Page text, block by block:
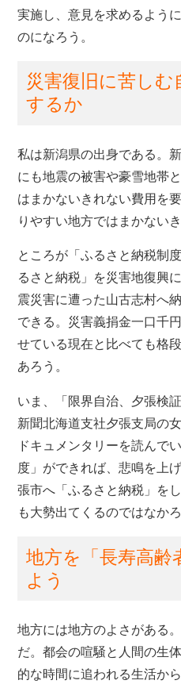
実施し、意見を求めるよう
のになろう。
災害復旧に苦しむ
するか
私は新潟県の出身である。
にも地震の被害や豪雪地帯
はまかないきれない費用を
りやすい地方ではまかないき
ところが「ふるさと納税制
るさと納税」を災害地復興
震災害に遭った山古志村へ
できる。災害義捐金一口千
せている現在と比べても格
あろう。
いま、「限界自治、夕張検
新聞北海道支社夕張支局の
ドキュメンタリーを読んで
度」ができれば、悲鳴を上
張市へ「ふるさと納税」を
も大勢出てくるのではなかろ
地方を「長寿高齢
よう
地方には地方のよさがある
だ。都会の喧騒と人間の生
的な時間に追われる生活か